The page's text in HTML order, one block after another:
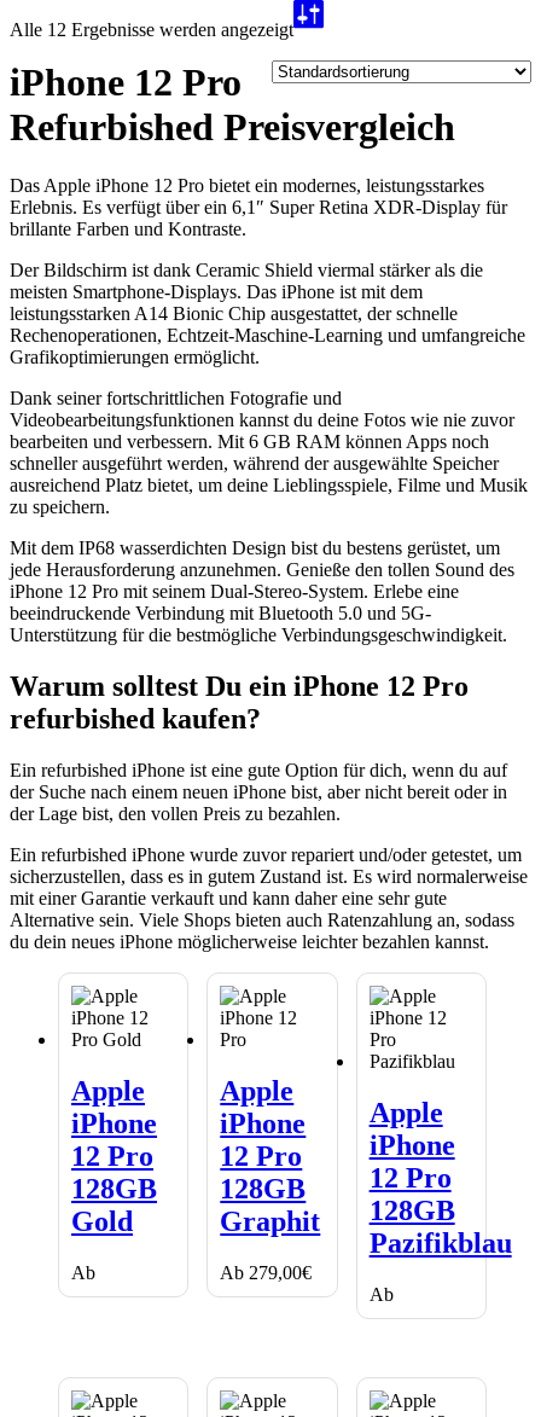
Alle 12 Ergebnisse werden angezeigt
iPhone 12 Pro
Refurbished Preisvergleich
Das Apple iPhone 12 Pro bietet ein modernes, leistungsstarkes
Erlebnis. Es verfügt über ein 6,1″ Super Retina XDR-Display für
brillante Farben und Kontraste.
Der Bildschirm ist dank Ceramic Shield viermal stärker als die
meisten Smartphone-Displays. Das iPhone ist mit dem
leistungsstarken A14 Bionic Chip ausgestattet, der schnelle
Rechenoperationen, Echtzeit-Maschine-Learning und umfangreiche
Grafikoptimierungen ermöglicht.
Dank seiner fortschrittlichen Fotografie und
Videobearbeitungsfunktionen kannst du deine Fotos wie nie zuvor
bearbeiten und verbessern. Mit 6 GB RAM können Apps noch
schneller ausgeführt werden, während der ausgewählte Speicher
ausreichend Platz bietet, um deine Lieblingsspiele, Filme und Musik
zu speichern.
Mit dem IP68 wasserdichten Design bist du bestens gerüstet, um
jede Herausforderung anzunehmen. Genieße den tollen Sound des
iPhone 12 Pro mit seinem Dual-Stereo-System. Erlebe eine
beeindruckende Verbindung mit Bluetooth 5.0 und 5G-
Unterstützung für die bestmögliche Verbindungsgeschwindigkeit.
Warum solltest Du ein iPhone 12 Pro
refurbished kaufen?
Ein refurbished iPhone ist eine gute Option für dich, wenn du auf
der Suche nach einem neuen iPhone bist, aber nicht bereit oder in
der Lage bist, den vollen Preis zu bezahlen.
Ein refurbished iPhone wurde zuvor repariert und/oder getestet, um
sicherzustellen, dass es in gutem Zustand ist. Es wird normalerweise
mit einer Garantie verkauft und kann daher eine sehr gute
Alternative sein. Viele Shops bieten auch Ratenzahlung an, sodass
du dein neues iPhone möglicherweise leichter bezahlen kannst.
iPhone
12
Pro
128GB
Gold
Apple
iPhone
12 Pro
128GB
Gold
Ab
iPhone
12
Pro
128GB
Graphit
Apple
iPhone
12 Pro
128GB
Graphit
Ab 279,00€
iPhone
12
Pro
128GB
Pazifikblau
Apple
iPhone
12 Pro
128GB
Pazifikblau
Ab